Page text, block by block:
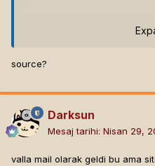
source?
Darksun
Mesaj tarihi: Nisan 29,
valla mail olarak geldi bu ama